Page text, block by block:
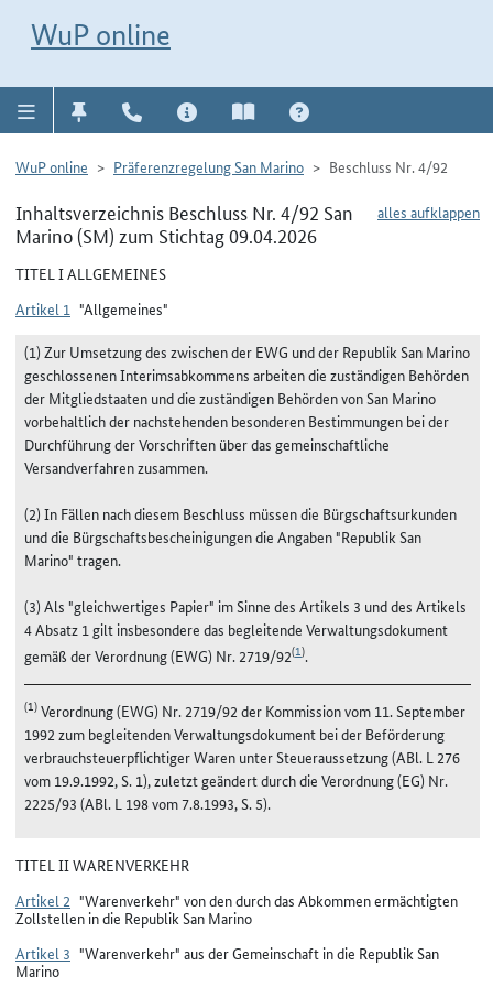
WuP online
WuP online Präferenzregelung San Marino Beschluss Nr. 4/92
alles aufklappen
Inhaltsverzeichnis Beschluss Nr. 4/92 San
Marino (SM) zum Stichtag 09.04.2026
TITEL I ALLGEMEINES
Artikel 1 "Allgemeines"
(1) Zur Umsetzung des zwischen der EWG und der Republik San Marino
geschlossenen Interimsabkommens arbeiten die zuständigen Behörden
der Mitgliedstaaten und die zuständigen Behörden von San Marino
vorbehaltlich der nachstehenden besonderen Bestimmungen bei der
Durchführung der Vorschriften über das gemeinschaftliche
Versandverfahren zusammen.
(2) In Fällen nach diesem Beschluss müssen die Bürgschaftsurkunden
und die Bürgschaftsbescheinigungen die Angaben "Republik San
Marino" tragen.
(3) Als "gleichwertiges Papier" im Sinne des Artikels 3 und des Artikels
4 Absatz 1 gilt insbesondere das begleitende Verwaltungsdokument
gemäß der Verordnung (EWG) Nr. 2719/92(1).
(1)Verordnung (EWG) Nr. 2719/92 der Kommission vom 11. September
1992 zum begleitenden Verwaltungsdokument bei der Beförderung
verbrauchsteuerpflichtiger Waren unter Steueraussetzung (ABl. L 276
vom 19.9.1992, S. 1), zuletzt geändert durch die Verordnung (EG) Nr.
2225/93 (ABl. L 198 vom 7.8.1993, S. 5).
TITEL II WARENVERKEHR
Artikel 2 "Warenverkehr" von den durch das Abkommen ermächtigten
Zollstellen in die Republik San Marino
Artikel 3 "Warenverkehr" aus der Gemeinschaft in die Republik San
Marino